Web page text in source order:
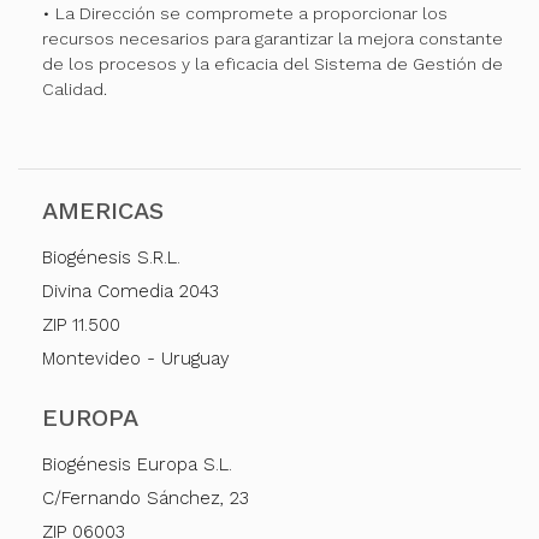
• La Dirección se compromete a proporcionar los
recursos necesarios para garantizar la mejora constante
de los procesos y la eficacia del Sistema de Gestión de
Calidad.
AMERICAS
Biogénesis S.R.L.
Divina Comedia 2043
ZIP 11.500
Montevideo - Uruguay
EUROPA
Biogénesis Europa S.L.
C/Fernando Sánchez, 23
ZIP 06003